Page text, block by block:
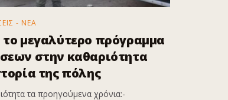
- ΝΕΑ
μεγαλύτερο πρόγραμμα
στην καθαριότητα
της πόλης
τα προηγούμενα χρόνια:-